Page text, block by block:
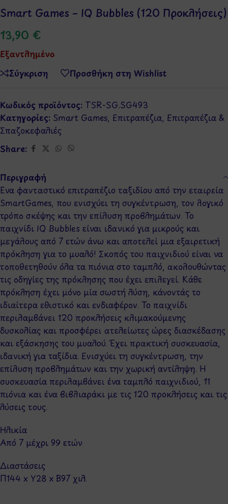
Smart Games – IQ Bubbles (120 Προκλήσεις)
13,90 €
Εξαντλημένο
Σύγκριση
Προσθήκη στη Wishlist
Κωδικός προϊόντος: TSR-SG.SG493
Κατηγορίες: Smart Games, Επιτραπέζια, Επιτραπέζια &
Σπαζοκεφαλιές
Share:
Περιγραφή
Ένα φανταστικό επιτραπέζιο ταξιδίου από την εταιρεία
SmartGames, που ενισχύει τη συγκέντρωση, τον λογικό
τρόπο σκέψης και την επίλυση προβλημάτων. Το
παιχνίδι IQ Bubbles είναι ιδανικό για μικρούς και
μεγάλους από 7 ετών άνω και αποτελεί μια εξαιρετική
πρόκληση για το μυαλό! Σκοπός του παιχνιδιού είναι να
τοποθετηθούν όλα τα πιόνια στο ταμπλό, ακολουθώντας
τις οδηγίες της πρόκλησης που έχει επιλεγεί. Κάθε
πρόκληση έχει μόνο μία σωστή λύση, κάνοντάς το
ιδιαίτερα εθιστικό και ενδιαφέρον. Το παιχνίδι
περιλαμβάνει 120 προκλήσεις κλιμακούμενης
δυσκολίας και προσφέρει ατελείωτες ώρες διασκέδασης
και εξάσκησης του μυαλού. Έχει πρακτική συσκευασία,
ιδανική για ταξίδια. Ενισχύει τη συγκέντρωση, την
επίλυση προβλημάτων και την χωρική αντίληψη. Η
συσκευασία περιλαμβάνει ένα ταμπλό παιχνιδιού, 11
πιόνια και ένα βιβλιαράκι με τις 120 προκλήσεις και τις
λύσεις τους.
Ηλικία
Από 7 μέχρι 99 ετών
Διαστάσεις
Π144 x Y28 x Β97 χιλ.